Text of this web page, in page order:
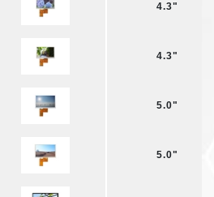
4.3"
4.3"
5.0"
5.0"